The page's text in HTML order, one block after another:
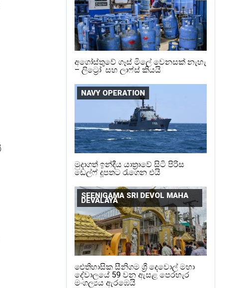
අගෝස්තුවේ ගෑස් මිලේ වෙනසක් නැහැ
– ලිට්‍රෝ සහ ලාෆ්ස් කියයි
NAVY OPERATION
මුදාගත් ඉන්දීය යාත්‍රාවේ සිටි පිරිස
ඩෙල්ෆ් දූපතට රැගෙන එයි
SEENIGAMA SRI DEVOL MAHA
DEVALAYA
ඓතිහාසික සීනිගම ශ්‍රී දෙවොල් මහා
දේවාලයේ 59 වන ඇසළ පෙරහැර
මංගල්‍යය ඇරඹෙයි